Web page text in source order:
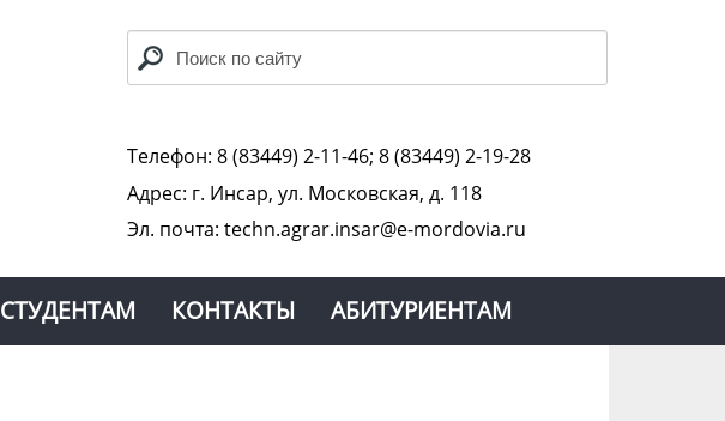
Телефон: 8 (83449) 2-11-46; 8 (83449) 2-19-28
Адрес: г. Инсар, ул. Московская, д. 118
Эл. почта: techn.agrar.insar@e-mordovia.ru
СТУДЕНТАМ КОНТАКТЫ АБИТУРИЕНТАМ